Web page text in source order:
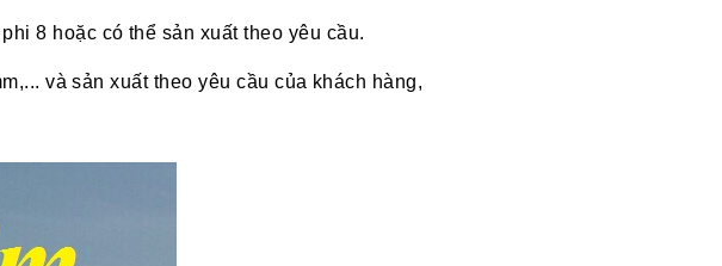
8 hoặc có thể sản xuất theo yêu cầu.
và sản xuất theo yêu cầu của khách hàng,